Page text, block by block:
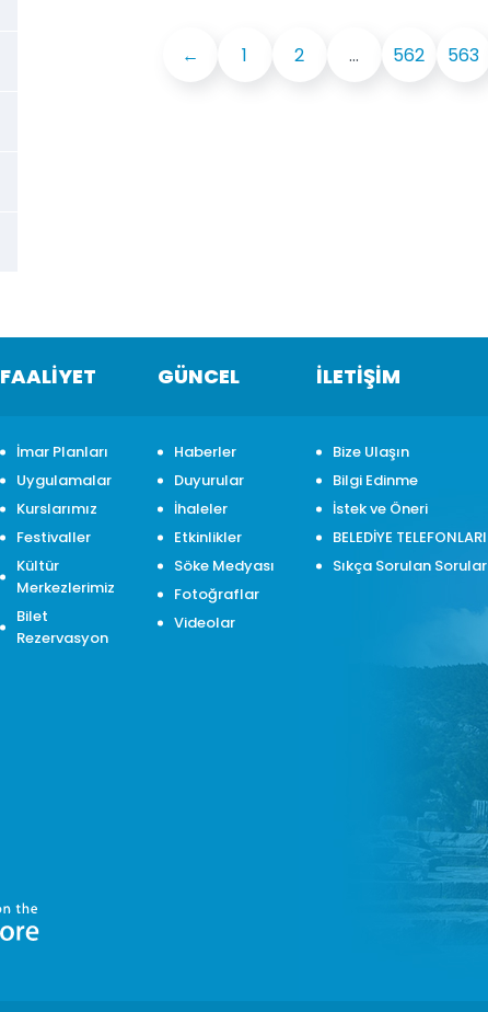
← 1 2 ... 562 563
FAALİYET
İmar Planları
Uygulamalar
Kurslarımız
Festivaller
Kültür
Merkezlerimiz
Bilet
Rezervasyon
GÜNCEL
Haberler
Duyurular
İhaleler
Etkinlikler
Söke Medyası
Fotoğraflar
Videolar
İLETİŞİM
Bize Ulaşın
Bilgi Edinme
İstek ve Öneri
BELEDİYE TELEFONLARI
Sıkça Sorulan Sorular